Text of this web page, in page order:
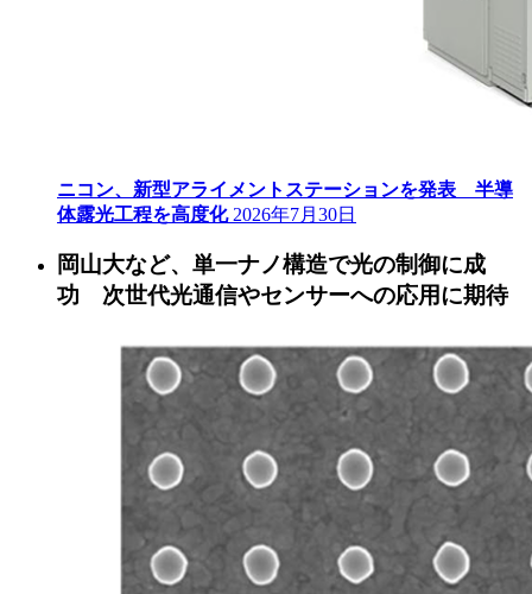
ニコン、新型アライメントステーションを発表 半導
体露光工程を高度化 2026年7月30日
岡山大など、単一ナノ構造で光の制御に成
功 次世代光通信やセンサーへの応用に期待